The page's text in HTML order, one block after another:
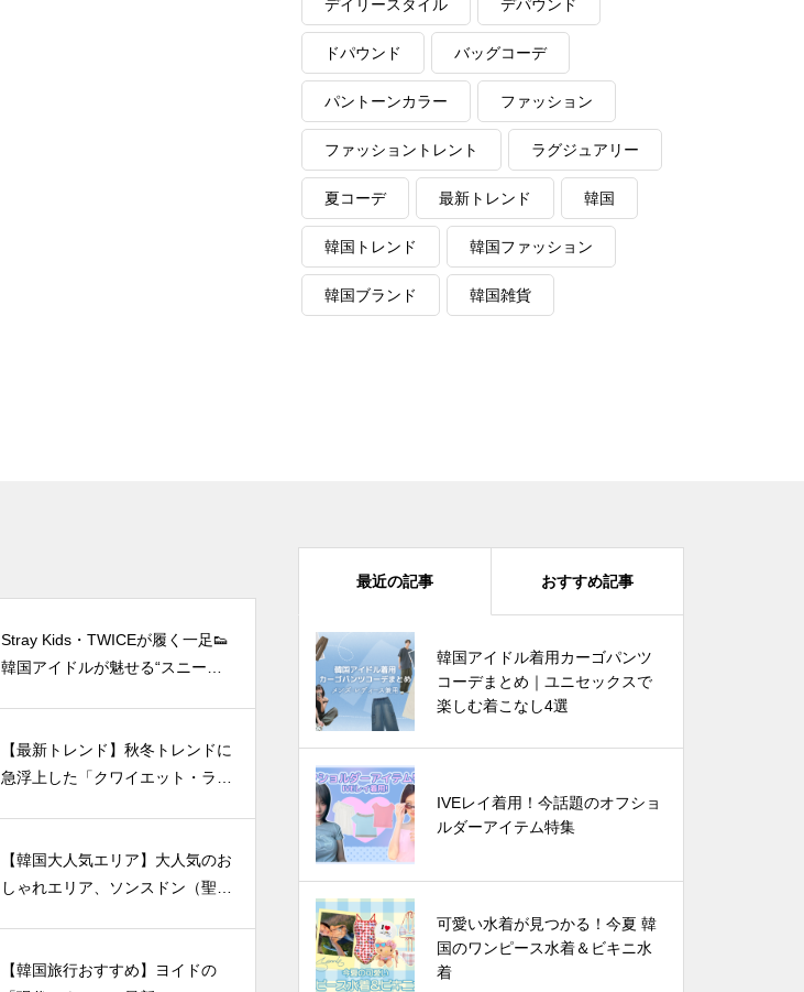
デイリースタイル デパウンド
ドパウンド バッグコーデ
パントーンカラー ファッション
ファッショントレント ラグジュアリー
夏コーデ 最新トレンド 韓国
韓国トレンド 韓国ファッション
韓国ブランド 韓国雑貨
Stray Kids・TWICEが履く一足👟
韓国アイドルが魅せる“スニーカ
【最新トレンド】秋冬トレンドに
急浮上した「クワイエット・ラグ
【韓国大人気エリア】大人気のお
しゃれエリア、ソンスドン（聖水
【韓国旅行おすすめ】ヨイドの
最近の記事 おすすめ記事
韓国アイドル着用カーゴパンツ
コーデまとめ｜ユニセックスで
楽しむ着こなし4選
IVEレイ着用！今話題のオフショ
ルダーアイテム特集
可愛い水着が見つかる！今夏 韓
国のワンピース水着＆ビキニ水
着
韓国芸能人は雨の日に何を着る？
🌧️この夏真似したいレインブー
ツコーデ
IVEレイ着用！今話題のオフショ
ルダーアイテム特集
四葉のクローバーで運気爆上が
り? 韓国でバズってるラッキーア
イテム 5選